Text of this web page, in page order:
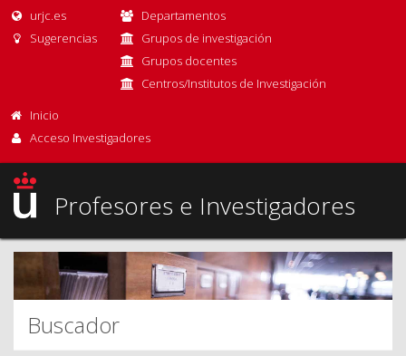
urjc.es
Sugerencias
Departamentos
Grupos de investigación
Grupos docentes
Centros/Institutos de Investigación
Inicio
Acceso Investigadores
Profesores e Investigadores
Buscador